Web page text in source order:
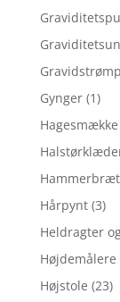
Gynger (1)
Hagesmække
Hammerbræt
Hårpynt (3)
Heldragter
Højdemålere
Højstole (23)